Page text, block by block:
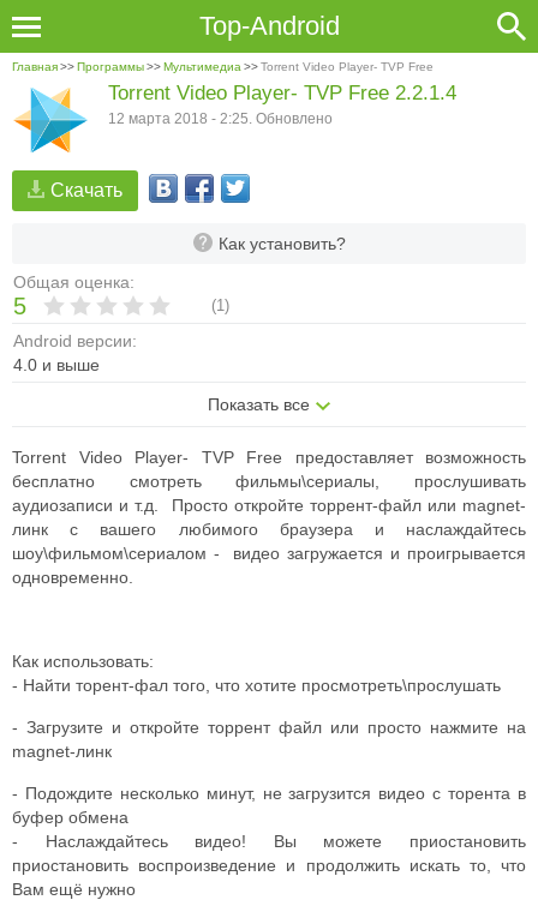
Top-Android
Главная>>Программы>>Мультимедиа >>Torrent Video Player- TVP Free
Скачать
Как установить?
Общая оценка:
5 (1)
Android версии:
4.0 и выше
Показать все
Torrent Video Player- TVP Free 2.2.1.4
12 марта 2018 - 2:25. Обновлено
Torrent Video Player- TVP Free предоставляет возможность
бесплатно смотреть фильмы\сериалы, прослушивать
аудиозаписи и т.д. Просто откройте торрент-файл или magnet-
линк с вашего любимого браузера и наслаждайтесь
шоу\фильмом\сериалом - видео загружается и проигрывается
одновременно.
Как использовать:
- Найти торент-фал того, что хотите просмотреть\прослушать
- Загрузите и откройте торрент файл или просто нажмите на
magnet-линк
- Подождите несколько минут, не загрузится видео с торента в
буфер обмена
- Наслаждайтесь видео! Вы можете приостановить
приостановить воспроизведение и продолжить искать то, что
Вам ещё нужно